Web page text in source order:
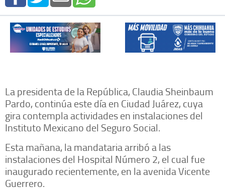
La presidenta de la República, Claudia Sheinbaum
Pardo, continúa este día en Ciudad Juárez, cuya
gira contempla actividades en instalaciones del
Instituto Mexicano del Seguro Social.
Esta mañana, la mandataria arribó a las
instalaciones del Hospital Número 2, el cual fue
inaugurado recientemente, en la avenida Vicente
Guerrero.